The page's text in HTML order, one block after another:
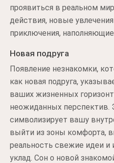
проявиться в реальном
действия, новые
приключения,
Новая подруга
Появление незнакомки,
как новая подруга,
ваших жизненных
неожиданных
символизирует вашу
выйти из зоны комфорта,
реальность свежие идеи
уклад. Сон о новой